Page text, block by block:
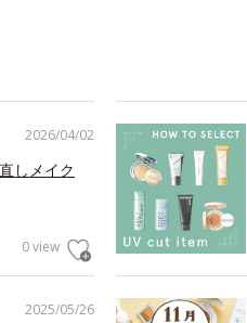
2026/04/02
しメイク
0 view
2025/05/26